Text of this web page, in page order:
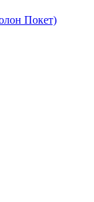
Покет)